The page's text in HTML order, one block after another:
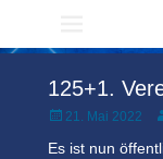
überspringen
125+1.
Veröffentlicht
21. Mai 2022
Es ist nun